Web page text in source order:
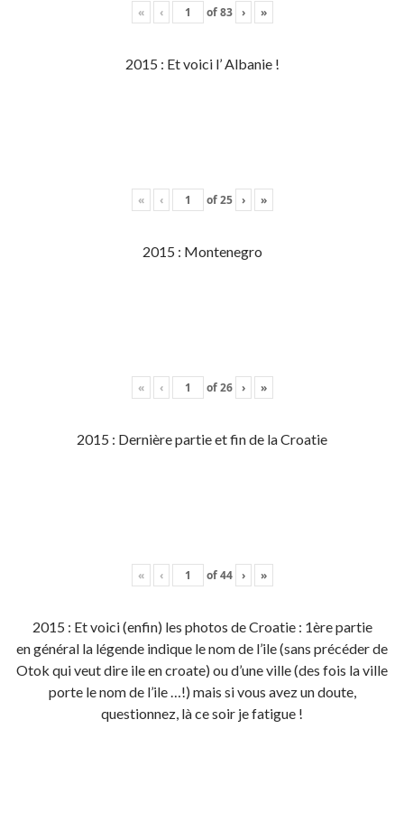
« ‹ of83 › »
2015 : Et voici l’ Albanie !
« ‹ of25 › »
2015 : Montenegro
« ‹ of26 › »
2015 : Dernière partie et fin de la Croatie
« ‹ of44 › »
2015 : Et voici (enfin) les photos de Croatie : 1ère partie
en général la légende indique le nom de l’ile (sans précéder de
Otok qui veut dire ile en croate) ou d’une ville (des fois la ville
porte le nom de l’ile …!) mais si vous avez un doute,
questionnez, là ce soir je fatigue !